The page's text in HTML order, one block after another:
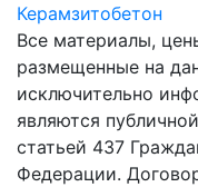
Керамзитобетон
Все материалы,
размещенные на
исключительно
являются
статьей 437
Федерации.